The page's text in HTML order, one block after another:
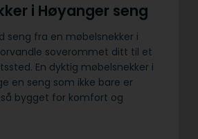
i Høyanger seng
seng fra en møbelsnekker i
soverommet ditt til et
En dyktig møbelsnekker i
en seng som ikke bare er
bygget for komfort og